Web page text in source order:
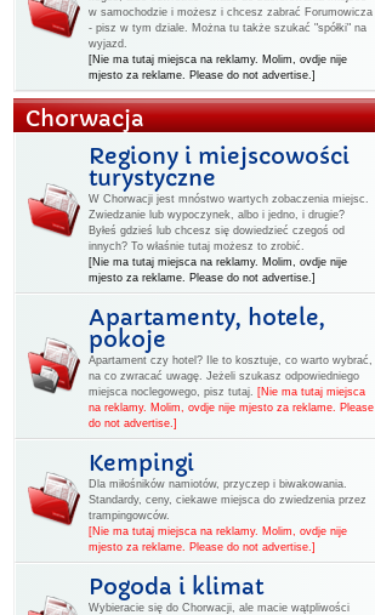
w samochodzie i możesz i chcesz zabrać Forumowicza
- pisz w tym dziale. Można tu także szukać "spółki" na
wyjazd.
[Nie ma tutaj miejsca na reklamy. Molim, ovdje nije
mjesto za reklame. Please do not advertise.]
Chorwacja
Regiony i miejscowości
turystyczne
W Chorwacji jest mnóstwo wartych zobaczenia miejsc.
Zwiedzanie lub wypoczynek, albo i jedno, i drugie?
Byłeś gdzieś lub chcesz się dowiedzieć czegoś od
innych? To właśnie tutaj możesz to zrobić.
[Nie ma tutaj miejsca na reklamy. Molim, ovdje nije
mjesto za reklame. Please do not advertise.]
Apartamenty, hotele,
pokoje
Apartament czy hotel? Ile to kosztuje, co warto wybrać,
na co zwracać uwagę. Jeżeli szukasz odpowiedniego
miejsca noclegowego, pisz tutaj. [Nie ma tutaj miejsca
na reklamy. Molim, ovdje nije mjesto za reklame. Please
do not advertise.]
Kempingi
Dla miłośników namiotów, przyczep i biwakowania.
Standardy, ceny, ciekawe miejsca do zwiedzenia przez
trampingowców.
[Nie ma tutaj miejsca na reklamy. Molim, ovdje nije
mjesto za reklame. Please do not advertise.]
Pogoda i klimat
Wybieracie się do Chorwacji, ale macie wątpliwości